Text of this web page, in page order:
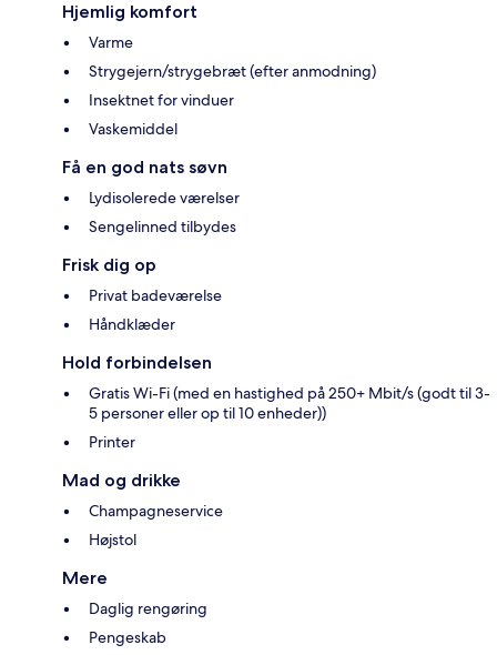
Hjemlig komfort
Varme
Strygejern/strygebræt (efter anmodning)
Insektnet for vinduer
Vaskemiddel
Få en god nats søvn
Lydisolerede værelser
Sengelinned tilbydes
Frisk dig op
Privat badeværelse
Håndklæder
Hold forbindelsen
Gratis Wi-Fi (med en hastighed på 250+ Mbit/s (godt til 3-
5 personer eller op til 10 enheder))
Printer
Mad og drikke
Champagneservice
Højstol
Mere
Daglig rengøring
Pengeskab